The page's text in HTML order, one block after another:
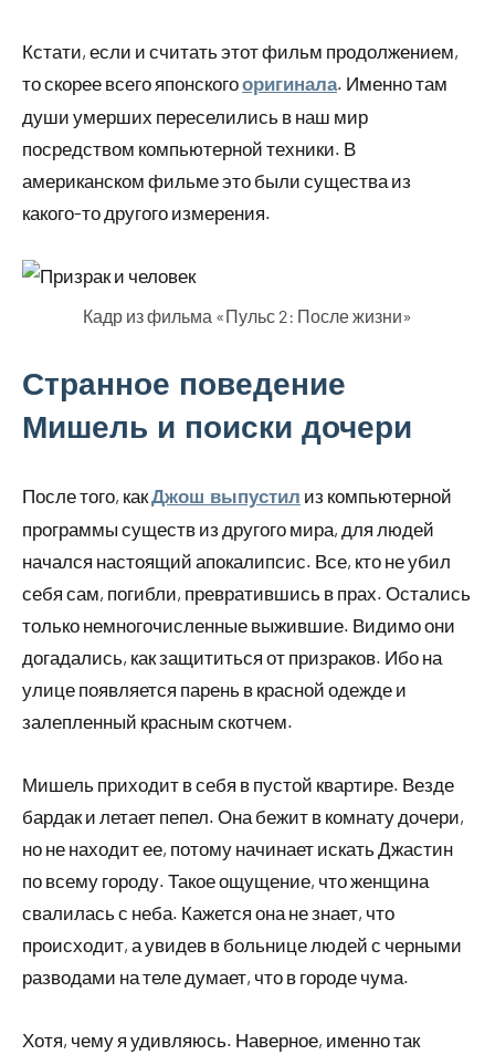
Кстати, если и считать этот фильм продолжением,
то скорее всего японскогооригинала. Именно там
души умерших переселились в наш мир
посредством компьютерной техники. В
американском фильме это были существа из
какого-то другого измерения.
Кадр из фильма «Пульс 2: После жизни»
Странное поведение
Мишель и поиски дочери
После того, какДжош выпустил из компьютерной
программы существ из другого мира, для людей
начался настоящий апокалипсис. Все, кто не убил
себя сам, погибли, превратившись в прах. Остались
только немногочисленные выжившие. Видимо они
догадались, как защититься от призраков. Ибо на
улице появляется парень в красной одежде и
залепленный красным скотчем.
Мишель приходит в себя в пустой квартире. Везде
бардак и летает пепел. Она бежит в комнату дочери,
но не находит ее, потому начинает искать Джастин
по всему городу. Такое ощущение, что женщина
свалилась с неба. Кажется она не знает, что
происходит, а увидев в больнице людей с черными
разводами на теле думает, что в городе чума.
Хотя, чему я удивляюсь. Наверное, именно так